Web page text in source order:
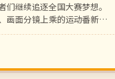
们继续追逐全国大赛梦想。
画面分镜上乘的运动番新
全 11 集